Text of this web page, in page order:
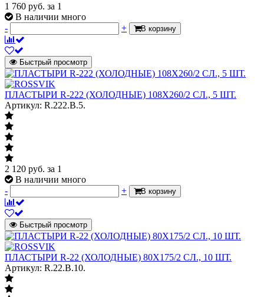
1 760 руб. за 1
В наличии много
-
+ В корзину
Быстрый просмотр
ПЛАСТЫРИ R-222 (ХОЛОДНЫЕ) 108Х260/2 СЛ., 5 ШТ.
Артикул: R.222.B.5.
2 120 руб. за 1
В наличии много
-
+ В корзину
Быстрый просмотр
ПЛАСТЫРИ R-22 (ХОЛОДНЫЕ) 80Х175/2 СЛ., 10 ШТ.
Артикул: R.22.B.10.